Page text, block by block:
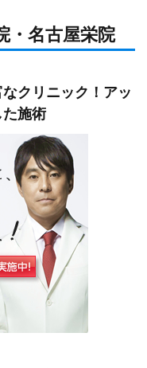
市中区
栄パ
ビル2F
鉄・地
駅」よ
】
下鉄東
2番出口
地下鉄「名古屋
より徒歩約1分
JR「名古屋駅」
徒歩約3分
・名古屋栄院
クリニック！アッ
た施術